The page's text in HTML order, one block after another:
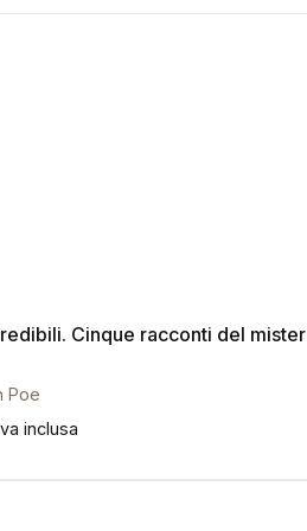
Cinque racconti del
Poe
inclusa